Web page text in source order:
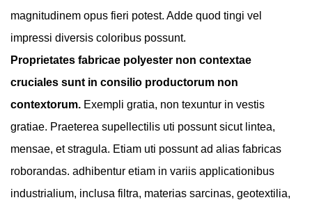
magnitudinem opus fieri potest. Adde quod tingi vel
impressi diversis coloribus possunt.
Proprietates fabricae polyester non contextae
cruciales sunt in consilio productorum non
contextorum. Exempli gratia, non texuntur in vestis
gratiae. Praeterea supellectilis uti possunt sicut lintea,
mensae, et stragula. Etiam uti possunt ad alias fabricas
roborandas. adhibentur etiam in variis applicationibus
industrialium, inclusa filtra, materias sarcinas, geotextilia,